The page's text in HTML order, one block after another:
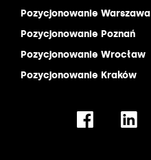
Pozycjonowanie Warszawa
Pozycjonowanie Poznań
Pozycjonowanie Wrocław
Pozycjonowanie Kraków